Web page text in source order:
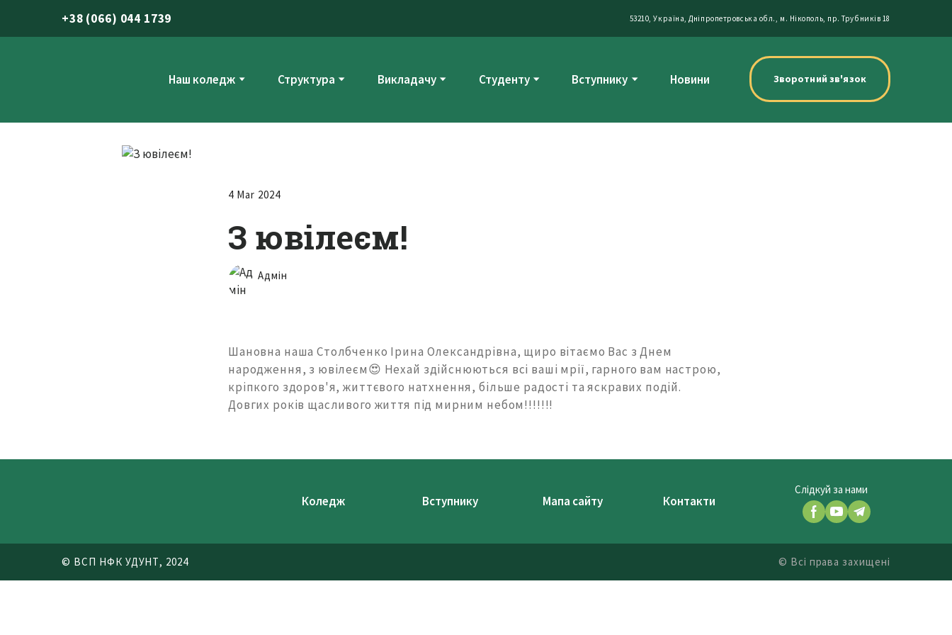
+38 (066) 044 1739 53210, Україна, Дніпропетровська обл., м. Нікополь, пр. Трубників 18
Наш коледж Структура Викладачу Студенту Вступнику Новини Зворотний зв'язок
4 Mar 2024
З ювілеєм!
Адмін
Шановна наша Столбченко Ірина Олександрівна, щиро вітаємо Вас з Днем
народження, з ювілеєм😍 Нехай здійснюються всі ваші мрії, гарного вам настрою,
кріпкого здоров'я, життєвого натхнення, більше радості та яскравих подій.
Довгих років щасливого життя під мирним небом!!!!!!!
Коледж Вступнику Мапа сайту Контакти
Слідкуй за нами
© ВСП НФК УДУНТ, 2024 © Всі права захищені